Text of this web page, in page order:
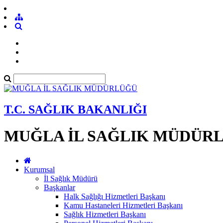
T.C. SAĞLIK BAKANLIĞI
MUĞLA İL SAĞLIK
Kurumsal
İl Sağlık Müdürü
Başkanlar
Halk Sağlığı Hizmetleri Başkanı
Kamu Hastaneleri Hizmetleri Başkanı
Sağlık Hizmetleri Başkanı